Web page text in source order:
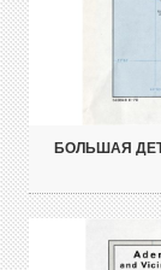
БОЛЬШАЯ